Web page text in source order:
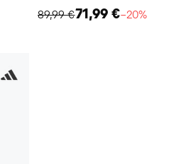
89,99 €71,99 €−20%